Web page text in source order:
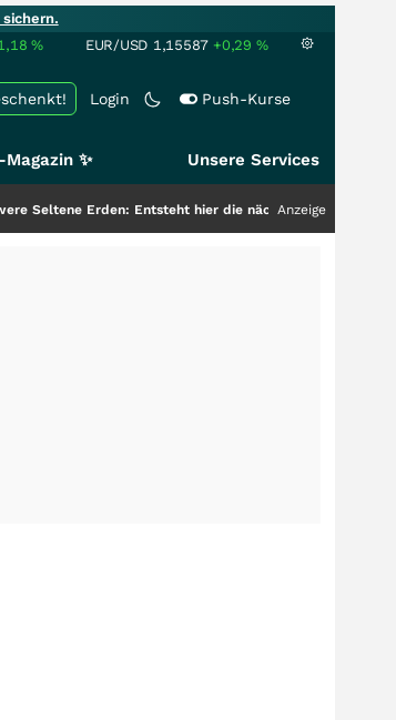
% EUR/USD 1,15587 +0,29 %
Login Push-Kurse
✨ Unsere Services
Entsteht hier die nächste Milliardenstory?+++
Anzeige